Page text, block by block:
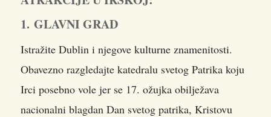
1. GLAVNI GRAD
Istražite Dublin i njegove kulturne znamenitosti.
Obavezno razgledajte katedralu svetog Patrika koju
Irci posebno vole jer se 17. ožujka obilježava
nacionalni blagdan Dan svetog patrika, Kristovu